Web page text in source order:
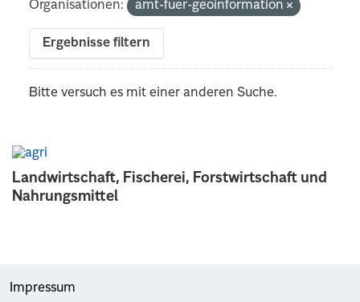
Landwirtschaft, Fischerei, Forstwirtschaft und
Nahrungsmittel
Organisationen:
amt-fuer-geoinformation
Ergebnisse filtern
Bitte versuch es mit einer anderen Suche.
Impressum